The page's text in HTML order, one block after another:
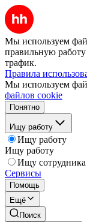
Мы используем
правильную работу
трафик.
Правила
Мы используем
файлов cookie
Понятно
Ищу работу
Ищу работу
Ищу работу
Ищу сотрудника
Сервисы
Помощь
Ещё
Поиск